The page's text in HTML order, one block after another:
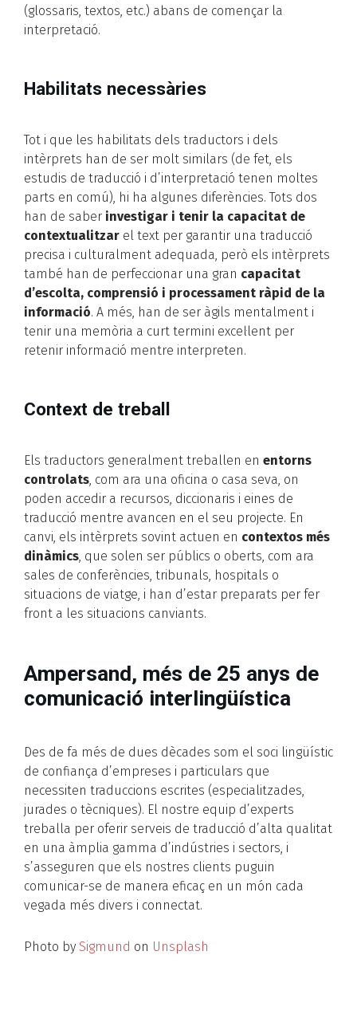
(glossaris, textos, etc.) abans de començar la
interpretació.
Habilitats necessàries
Tot i que les habilitats dels traductors i dels
intèrprets han de ser molt similars (de fet, els
estudis de traducció i d’interpretació tenen moltes
parts en comú), hi ha algunes diferències. Tots dos
han de saber investigar i tenir la capacitat de
contextualitzar el text per garantir una traducció
precisa i culturalment adequada, però els intèrprets
també han de perfeccionar una gran capacitat
d’escolta, comprensió i processament ràpid de la
informació. A més, han de ser àgils mentalment i
tenir una memòria a curt termini excel·lent per
retenir informació mentre interpreten.
Context de treball
Els traductors generalment treballen en entorns
controlats , com ara una oficina o casa seva, on
poden accedir a recursos, diccionaris i eines de
traducció mentre avancen en el seu projecte. En
canvi, els intèrprets sovint actuen en contextos més
dinàmics , que solen ser públics o oberts, com ara
sales de conferències, tribunals, hospitals o
situacions de viatge, i han d’estar preparats per fer
front a les situacions canviants.
Ampersand, més de 25 anys de
comunicació interlingüística
Des de fa més de dues dècades som el soci lingüístic
de confiança d’empreses i particulars que
necessiten traduccions escrites (especialitzades,
jurades o tècniques). El nostre equip d’experts
treballa per oferir serveis de traducció d’alta qualitat
en una àmplia gamma d’indústries i sectors, i
s’asseguren que els nostres clients puguin
comunicar-se de manera eficaç en un món cada
vegada més divers i connectat.
Photo by Sigmund on Unsplash